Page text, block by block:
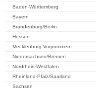
Baden-Württemberg
Bayern
Brandenburg/Berlin
Hessen
Mecklenburg-Vorpommern
Niedersachsen/Bremen
Nordrhein-Westfalen
Rheinland-Pfalz/Saarland
Sachsen